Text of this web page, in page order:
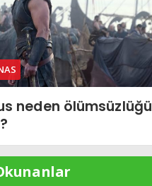
neden ölümsüzlüğü